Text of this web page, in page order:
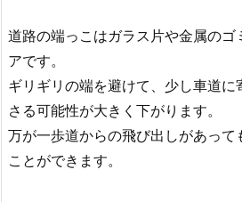
道路の端っこはガラス片や金属のゴ
アです。
ギリギリの端を避けて、少し車道に
さる可能性が大きく下がります。
万が一歩道からの飛び出しがあって
ことができます。